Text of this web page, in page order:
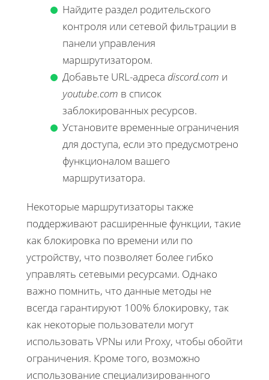
Найдите раздел родительского
контроля или сетевой фильтрации в
панели управления
маршрутизатором.
Добавьте URL-адреса discord.com и
youtube.com в список
заблокированных ресурсов.
Установите временные ограничения
для доступа, если это предусмотрено
функционалом вашего
маршрутизатора.
Некоторые маршрутизаторы также
поддерживают расширенные функции, такие
как блокировка по времени или по
устройству, что позволяет более гибко
управлять сетевыми ресурсами. Однако
важно помнить, что данные методы не
всегда гарантируют 100% блокировку, так
как некоторые пользователи могут
использовать VPNы или Proxy, чтобы обойти
ограничения. Кроме того, возможно
использование специализированного